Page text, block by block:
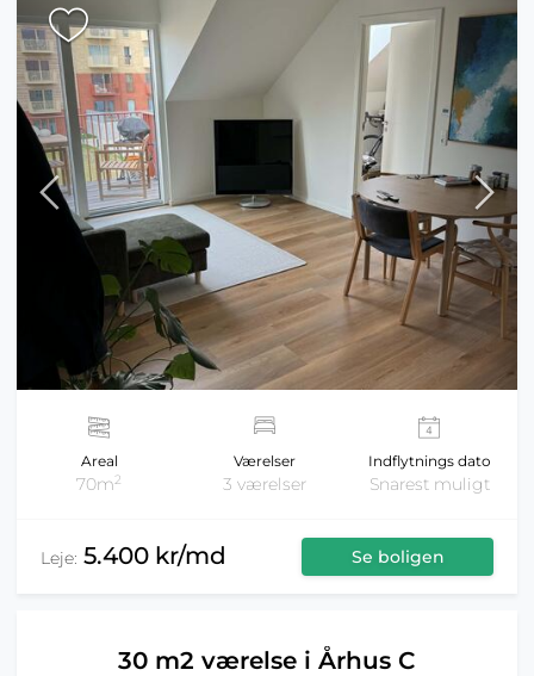
Areal
70m2
Værelser
3 værelser
Indflytnings dato
Snarest muligt
Leje: 5.400 kr/md Se boligen
30 m2 værelse i Århus C